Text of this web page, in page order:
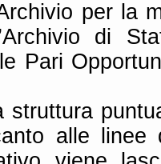
per la
di
Pari
alle linee